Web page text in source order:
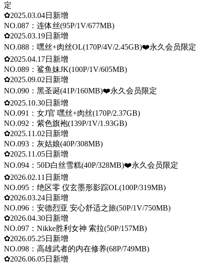
定
✿2025.03.04日新增
NO.087：连体丝(95P/1V/677MB)
✿2025.03.19日新增
NO.088：嘿丝+肉丝OL(170P/4V/2.45GB)❤️永久会员限定
✿2025.04.17日新增
NO.089：鲨鱼妹JK(100P/1V/605MB)
✿2025.09.02日新增
NO.090：黑圣诞(41P/160MB)❤️永久会员限定
✿2025.10.30日新增
NO.091：女J官 嘿丝+肉丝(170P/2.37GB)
NO.092：紫色旗袍(139P/1V/1.93GB)
✿2025.11.02日新增
NO.093：灰姑娘(40P/308MB)
✿2025.11.05日新增
NO.094：50D白丝雪糕(40P/328MB)❤️永久会员限定
✿2026.02.11日新增
NO.095：绝区零 仪玄墨形影踪OL(100P/319MB)
✿2026.03.24日新增
NO.096：安德烈亚 安心舒适之旅(50P/1V/750MB)
✿2026.04.30日新增
NO.097：Nikke胜利女神 索拉(50P/157MB)
✿2026.05.25日新增
NO.098：高雄武者的内在修养(68P/749MB)
✿2026.06.05日新增